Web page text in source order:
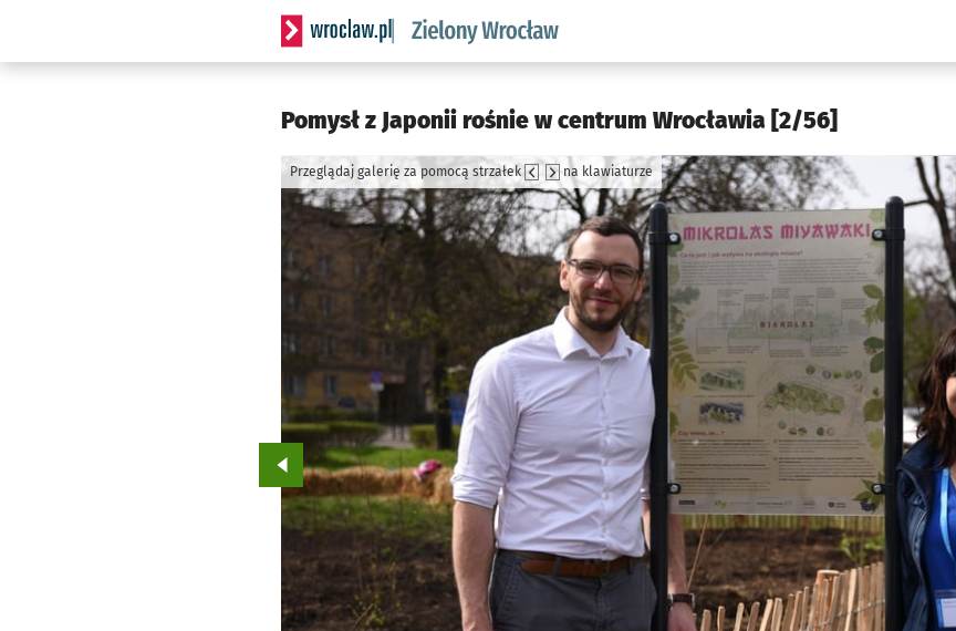
Serwis informacyjny wroclaw.pl podserwis: Środowisko we Wrocławiu
Pomysł z Japonii rośnie w centrum Wrocławia [2/56]
Przeglądaj galerię za pomocą strzałek na klawiaturze
Przejdź do poprzedniego zdjęcia.